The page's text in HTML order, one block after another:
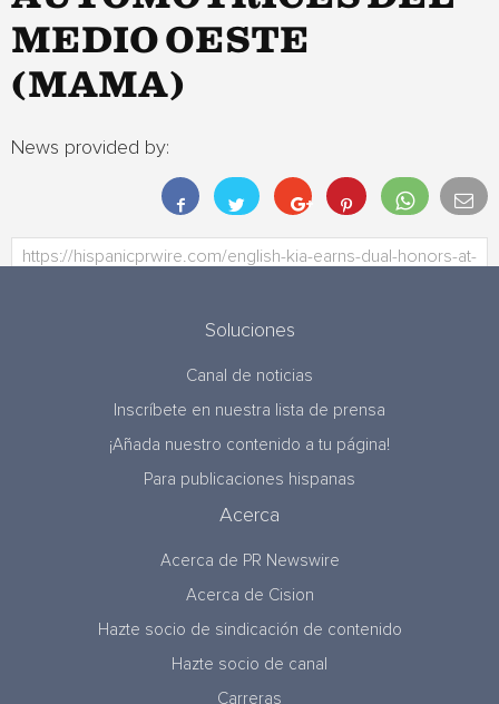
MEDIO OESTE
(MAMA)
News provided by:
Soluciones
Canal de noticias
Inscríbete en nuestra lista de prensa
¡Añada nuestro contenido a tu página!
Para publicaciones hispanas
Acerca
Acerca de PR Newswire
Acerca de Cision
Hazte socio de sindicación de contenido
Hazte socio de canal
Carreras